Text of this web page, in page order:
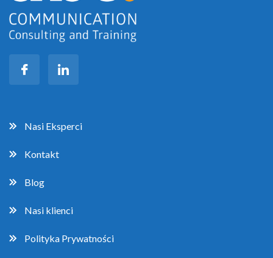
Nasi Eksperci
Kontakt
Blog
Nasi klienci
Polityka Prywatności